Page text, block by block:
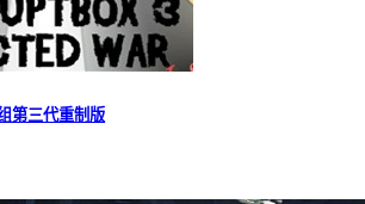
第三代重制版